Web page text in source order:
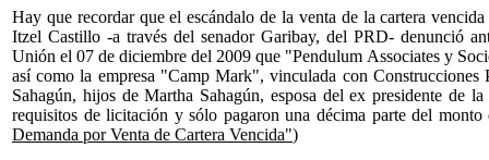
Hay que recordar que el escándalo de la venta de la cartera
Itzel Castillo -a través del senador Garibay, del PRD- denunció
Unión el 07 de diciembre del 2009 que "Pendulum Associates y
así como la empresa "Camp Mark", vinculada con Construcciones
Sahagún, hijos de Martha Sahagún, esposa del ex presidente de
requisitos de licitación y sólo pagaron una décima parte del
Demanda por Venta de Cartera Vencida")